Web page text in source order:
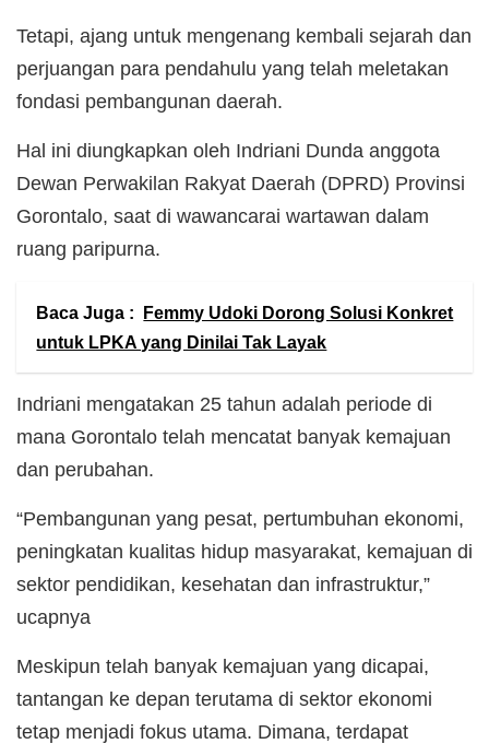
Tetapi, ajang untuk mengenang kembali sejarah dan
perjuangan para pendahulu yang telah meletakan
fondasi pembangunan daerah.
Hal ini diungkapkan oleh Indriani Dunda anggota
Dewan Perwakilan Rakyat Daerah (DPRD) Provinsi
Gorontalo, saat di wawancarai wartawan dalam
ruang paripurna.
Baca Juga :
Femmy Udoki Dorong Solusi Konkret
untuk LPKA yang Dinilai Tak Layak
Indriani mengatakan 25 tahun adalah periode di
mana Gorontalo telah mencatat banyak kemajuan
dan perubahan.
“Pembangunan yang pesat, pertumbuhan ekonomi,
peningkatan kualitas hidup masyarakat, kemajuan di
sektor pendidikan, kesehatan dan infrastruktur,”
ucapnya
Meskipun telah banyak kemajuan yang dicapai,
tantangan ke depan terutama di sektor ekonomi
tetap menjadi fokus utama. Dimana, terdapat